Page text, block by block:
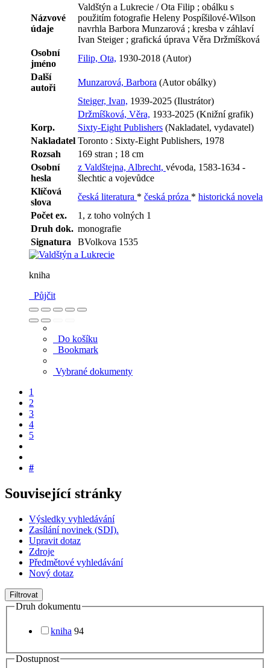
Názvové
údaje
Valdštýn a Lukrecie / Ota Filip ; obálku s
použitím fotografie Heleny Pospíšilové-Wilson
navrhla Barbora Munzarová ; kresba v záhlaví
Ivan Steiger ; grafická úprava Věra Držmíšková
Osobní
jméno
Filip, Ota, 1930-2018 (Autor)
Další
autoři
Munzarová, Barbora (Autor obálky)
Steiger, Ivan, 1939-2025 (Ilustrátor)
Držmíšková, Věra, 1933-2025 (Knižní grafik)
Korp.
Sixty-Eight Publishers (Nakladatel, vydavatel)
Nakladatel Toronto : Sixty-Eight Publishers, 1978
Rozsah
169 stran ; 18 cm
Osobní
hesla
z Valdštejna, Albrecht, vévoda, 1583-1634 -
šlechtic a vojevůdce
Klíčová
slova
česká literatura * česká próza * historická novela
Počet ex.
1, z toho volných 1
Druh dok. monografie
Signatura
BVolkova 1535
kniha
Půjčit
Do košíku
Bookmark
Vybrané dokumenty
1
2
3
4
5
#
Související stránky
Výsledky vyhledávání
Zasílání novinek (SDI).
Upravit dotaz
Zdroje
Předmětové vyhledávání
Nový dotaz
Filtrovat
Druh dokumentu
kniha 94
Dostupnost